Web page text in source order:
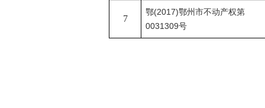
7
鄂(2017)鄂州市不动产权第
0031309号